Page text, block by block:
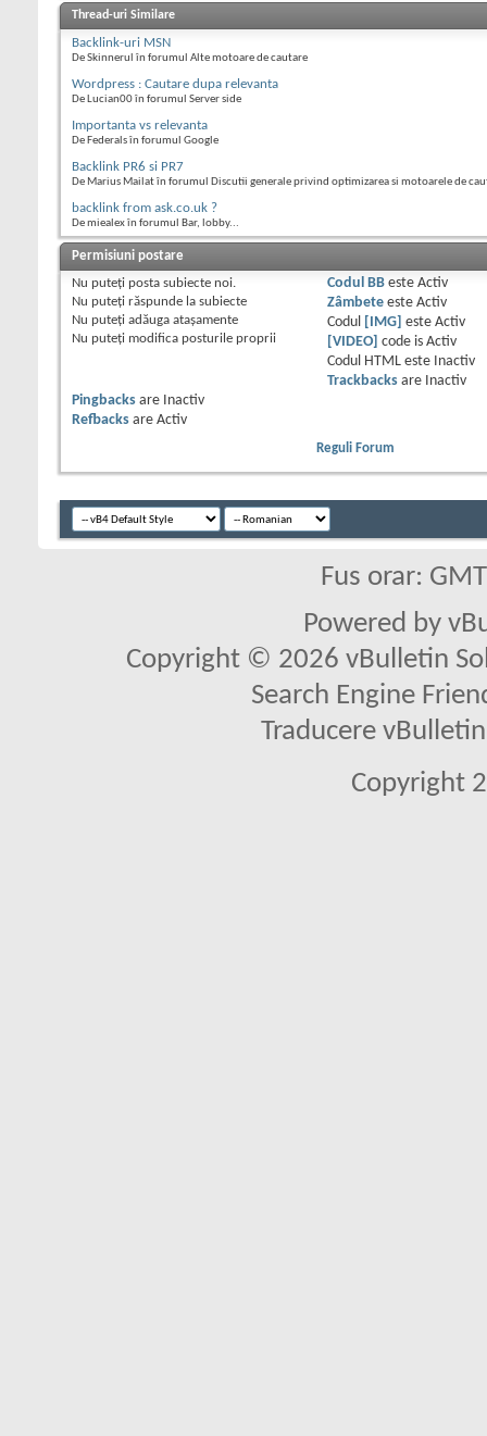
Thread-uri Similare
Backlink-uri MSN
De Skinnerul în forumul Alte motoare de cautare
Wordpress : Cautare dupa relevanta
De Lucian00 în forumul Server side
Importanta vs relevanta
De Federals în forumul Google
Backlink PR6 si PR7
De Marius Mailat în forumul Discutii generale privind optimizarea si motoarele de
backlink from ask.co.uk ?
De miealex în forumul Bar, lobby...
Permisiuni postare
Nu puteţi posta subiecte noi.
Nu puteţi răspunde la subiecte
Nu puteţi adăuga ataşamente
Nu puteţi modifica posturile proprii
Codul BBeste Activ
Zâmbeteeste Activ
Codul
[IMG] este Activ
[VIDEO] code is Activ
Codul HTML este
Inactiv
Trackbacksare
Inactiv
Pingbacks are
Inactiv
Refbacks are Activ
Reguli Forum
Fus orar:
Powered by
Copyright © 2026 vBulletin
Search Engine
Traducere
Copyright